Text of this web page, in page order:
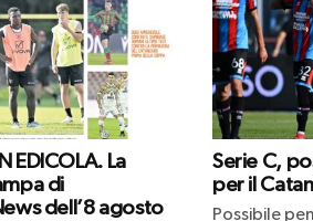
EDICOLA. La
di
dell’8 agosto
Serie C,
per il
Possibile